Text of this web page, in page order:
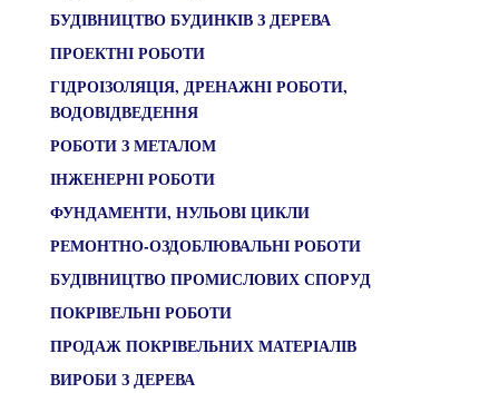
БУДІВНИЦТВО БУДИНКІВ З ДЕРЕВА
ПРОЕКТНІ РОБОТИ
ГІДРОІЗОЛЯЦІЯ, ДРЕНАЖНІ РОБОТИ,
ВОДОВІДВЕДЕННЯ
РОБОТИ З МЕТАЛОМ
ІНЖЕНЕРНІ РОБОТИ
ФУНДАМЕНТИ, НУЛЬОВІ ЦИКЛИ
РЕМОНТНО-ОЗДОБЛЮВАЛЬНІ РОБОТИ
БУДІВНИЦТВО ПРОМИСЛОВИХ СПОРУД
ПОКРІВЕЛЬНІ РОБОТИ
ПРОДАЖ ПОКРІВЕЛЬНИХ МАТЕРІАЛІВ
ВИРОБИ З ДЕРЕВА